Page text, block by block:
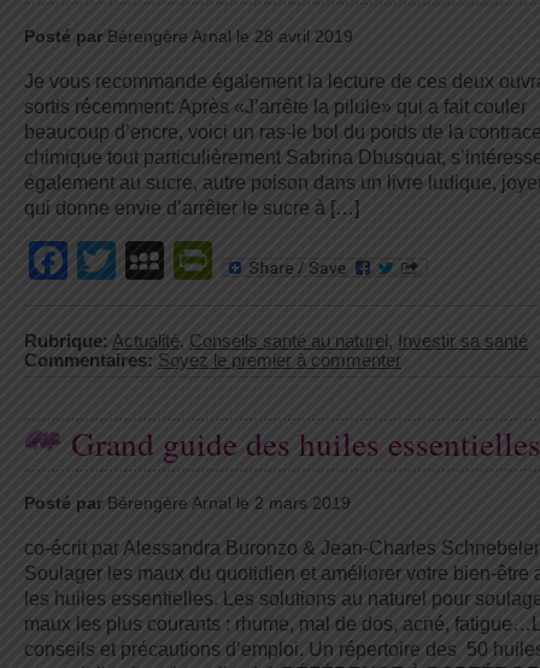
Posté par Bérengère Arnal le 28 avril 2019
Je vous recommande également la lecture de ces deux
sortis récemment: Après «J’arrête la pilule» qui a fait couler
beaucoup d’encre, voici un ras-le bol du poids de la
chimique tout particulièrement Sabrina Dbusquat,
également au sucre, autre poison dans un livre ludique,
qui donne envie d’arrêter le sucre à […]
Facebook
TwitterMySpace
PrintFriendly
Rubrique: Actualité, Conseils santé au naturel ,
Investir sa santé
Commentaires: Soyez le premier à commenter
Grand guide des huiles essentielles
Posté par Bérengère Arnal le 2 mars 2019
co-écrit par Alessandra Buronzo & Jean-Charles
Soulager les maux du quotidien et améliorer votre bien-être
les huiles essentielles. Les solutions au naturel pour
maux les plus courants : rhume, mal de dos, acné,
conseils et précautions d’emploi. Un répertoire des 50